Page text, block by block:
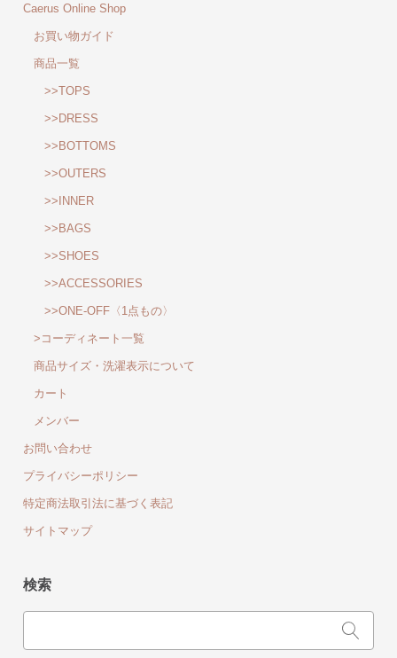
Caerus Online Shop
お買い物ガイド
商品一覧
>>TOPS
>>DRESS
>>BOTTOMS
>>OUTERS
>>INNER
>>BAGS
>>SHOES
>>ACCESSORIES
>>ONE-OFF〈1点もの〉
>コーディネート一覧
商品サイズ・洗濯表示について
カート
メンバー
お問い合わせ
プライバシーポリシー
特定商法取引法に基づく表記
サイトマップ
検索